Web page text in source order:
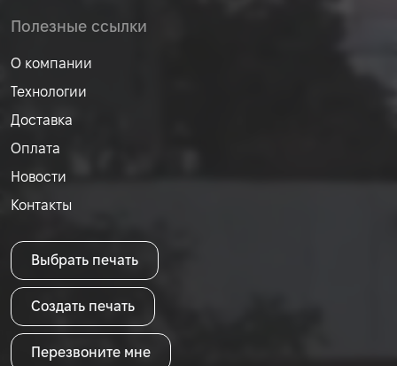
Полезные ссылки
О компании
Технологии
Доставка
Оплата
Новости
Контакты
Выбрать печать
Создать печать
Перезвоните мне